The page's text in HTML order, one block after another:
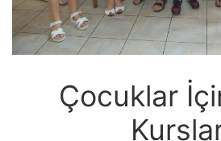
Çocuklar